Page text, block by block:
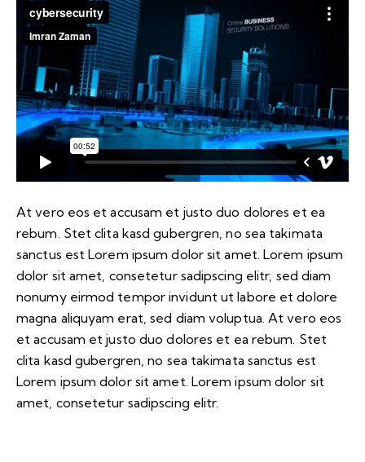
At vero eos et accusam et justo duo dolores et ea
rebum. Stet clita kasd gubergren, no sea takimata
sanctus est Lorem ipsum dolor sit amet. Lorem ipsum
dolor sit amet, consetetur sadipscing elitr, sed diam
nonumy eirmod tempor invidunt ut labore et dolore
magna aliquyam erat, sed diam voluptua. At vero eos
et accusam et justo duo dolores et ea rebum. Stet
clita kasd gubergren, no sea takimata sanctus est
Lorem ipsum dolor sit amet. Lorem ipsum dolor sit
amet, consetetur sadipscing elitr.